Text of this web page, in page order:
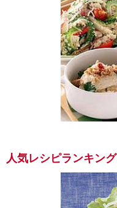
人気レシピランキング